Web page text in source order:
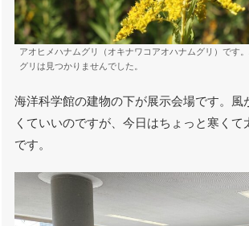
アオヒメハナムグリ（オキナワコアオハナムグリ）です
グリは見つかりませんでした。
海洋科学館の建物の下が展示会場です。風
くていいのですが、今日はちょっと寒くて
です。